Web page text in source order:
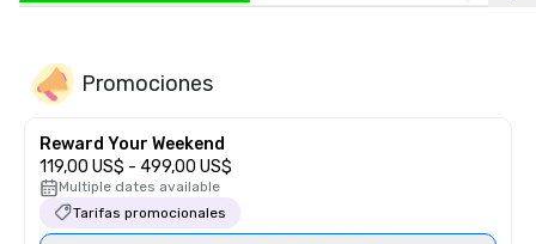
Promociones
Reward Your Weekend
119,00 US$ - 499,00 US$
Multiple dates available
Tarifas promocionales